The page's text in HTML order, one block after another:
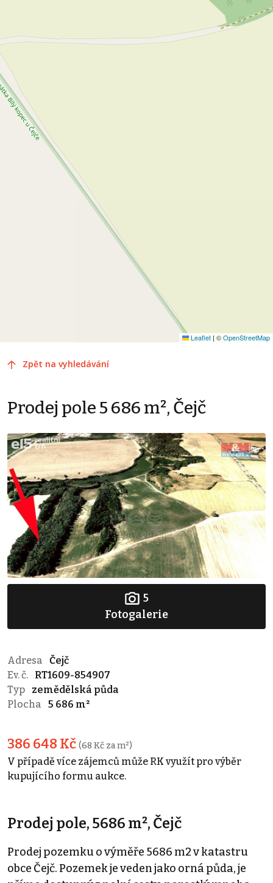
Leaflet | ©OpenStreetMap
Zpět na vyhledávání
Prodej pole 5 686 m², Čejč
5
Fotogalerie
Adresa
Čejč
Ev. č.
RT1609-854907
Typ
zemědělská půda
Plocha
5 686 m²
386 648 Kč (68 Kč za m²)
V případě více zájemců může RK využít pro výběr
kupujícího formu aukce.
Prodej pole, 5686 m², Čejč
Prodej pozemku o výměře 5686 m2 v katastru
obce Čejč. Pozemek je veden jako orná půda, je